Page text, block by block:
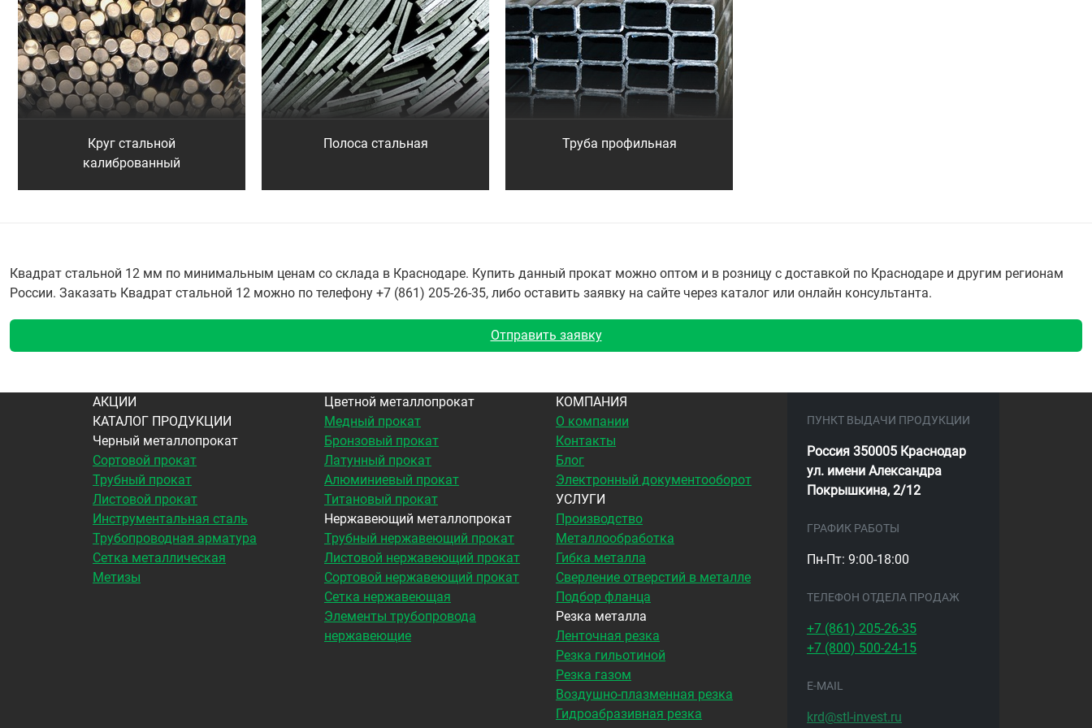
Круг стальной
калиброванный
Полоса стальная Труба профильная
Квадрат стальной 12 мм по минимальным ценам со склада в Краснодаре. Купить данный прокат можно оптом и в розницу с доставкой по Краснодаре и другим регионам
России. Заказать Квадрат стальной 12 можно по телефону +7 (861) 205-26-35, либо оставить заявку на сайте через каталог или онлайн консультанта.
Отправить заявку
АКЦИИ
КАТАЛОГ ПРОДУКЦИИ
Черный металлопрокат
Сортовой прокат
Трубный прокат
Листовой прокат
Инструментальная сталь
Трубопроводная арматура
Сетка металлическая
Метизы
Цветной металлопрокат
Медный прокат
Бронзовый прокат
Латунный прокат
Алюминиевый прокат
Титановый прокат
Нержавеющий металлопрокат
Трубный нержавеющий прокат
Листовой нержавеющий прокат
Сортовой нержавеющий прокат
Сетка нержавеющая
Элементы трубопровода
нержавеющие
КОМПАНИЯ
О компании
Контакты
Блог
Электронный документооборот
УСЛУГИ
Производство
Металлообработка
Гибка металла
Сверление отверстий в металле
Подбор фланца
Резка металла
Ленточная резка
Резка гильотиной
Резка газом
Воздушно-плазменная резка
Гидроабразивная резка
ПУНКТ ВЫДАЧИ ПРОДУКЦИИ
Россия 350005 Краснодар
ул. имени Александра
Покрышкина, 2/12
ГРАФИК РАБОТЫ
Пн-Пт: 9:00-18:00
ТЕЛЕФОН ОТДЕЛА ПРОДАЖ
+7 (861) 205-26-35
+7 (800) 500-24-15
E-MAIL
krd@stl-invest.ru